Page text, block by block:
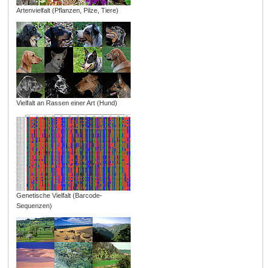
Artenvielfalt (Pflanzen, Pilze, Tiere)
Vielfalt an Rassen einer Art (Hund)
Genetische Vielfalt (Barcode-
Sequenzen)